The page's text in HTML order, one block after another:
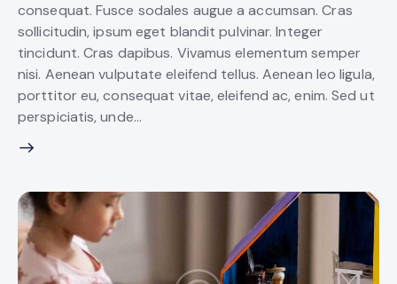
consequat. Fusce sodales augue a accumsan. Cras
sollicitudin, ipsum eget blandit pulvinar. Integer
tincidunt. Cras dapibus. Vivamus elementum semper
nisi. Aenean vulputate eleifend tellus. Aenean leo ligula,
porttitor eu, consequat vitae, eleifend ac, enim. Sed ut
perspiciatis, unde…